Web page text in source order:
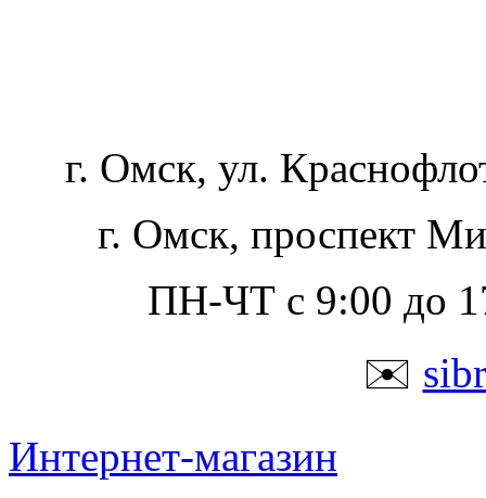
г. Омск, ул.
г. Омск, проспект
ПН-ЧТ с 9:00 до
✉️
Интернет-магазин